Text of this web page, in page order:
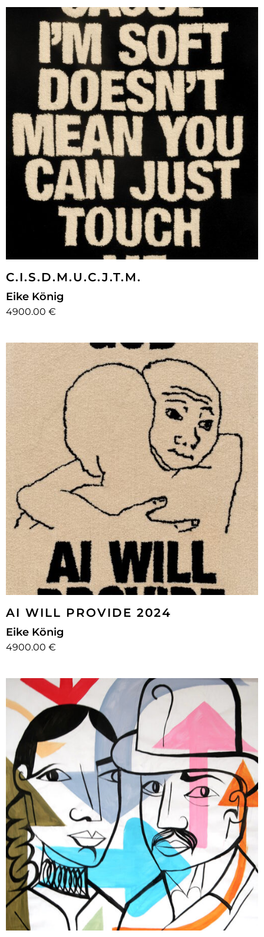
C.I.S.D.M.U.C.J.T.M.
Eike König
4900.00 €
AI WILL PROVIDE 2024
Eike König
4900.00 €